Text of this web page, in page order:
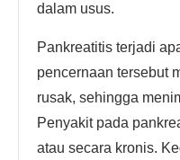
dalam usus.
Pankreatitis terjadi
pencernaan tersebut
rusak, sehingga
Penyakit pada
atau secara kronis.